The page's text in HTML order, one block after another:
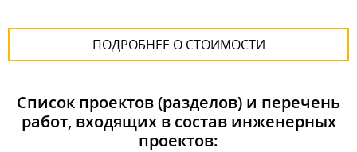
ПОДРОБНЕЕ О СТОИМОСТИ
Список проектов (разделов) и перечень
работ, входящих в состав инженерных
проектов: